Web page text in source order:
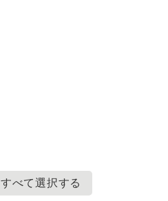
すべて選択する